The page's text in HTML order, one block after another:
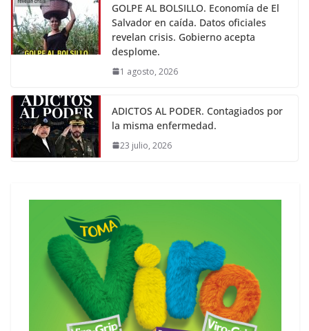
GOLPE AL BOLSILLO. Economía de El
Salvador en caída. Datos oficiales
revelan crisis. Gobierno acepta
desplome.
1 agosto, 2026
ADICTOS AL PODER. Contagiados por
la misma enfermedad.
23 julio, 2026